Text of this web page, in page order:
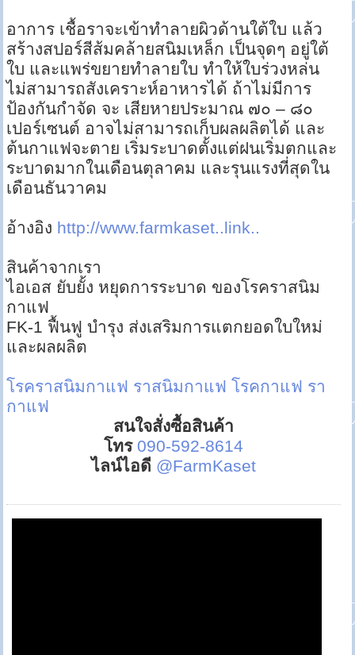
อาการ เชื้อราจะเข้าทำลายผิวด้านใต้ใบ แล้ว
สร้างสปอร์สีส้มคล้ายสนิมเหล็ก เป็นจุดๆ อยู่ใต้
ใบ และแพร่ขยายทำลายใบ ทำให้ใบร่วงหล่น
ไม่สามารถสังเคราะห์อาหารได้ ถ้าไม่มีการ
ป้องกันกำจัด จะ เสียหายประมาณ ๗๐ – ๘๐
เปอร์เซนต์ อาจไม่สามารถเก็บผลผลิตได้ และ
ต้นกาแฟจะตาย เริ่มระบาดตั้งแต่ฝนเริ่มตกและ
ระบาดมากในเดือนตุลาคม และรุนแรงที่สุดใน
เดือนธันวาคม
อ้างอิง http://www.farmkaset..link..
สินค้าจากเรา
ไอเอส ยับยั้ง หยุดการระบาด ของโรคราสนิม
กาแฟ
FK-1 ฟื้นฟู บำรุง ส่งเสริมการแตกยอดใบใหม่
และผลผลิต
โรคราสนิมกาแฟ ราสนิมกาแฟ โรคกาแฟ รา
กาแฟ
สนใจสั่งซื้อสินค้า
โทร 090-592-8614
ไลน์ไอดี @FarmKaset